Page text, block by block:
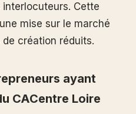
Cette
mise sur le marché
création réduits.
ayant
CACentre Loire